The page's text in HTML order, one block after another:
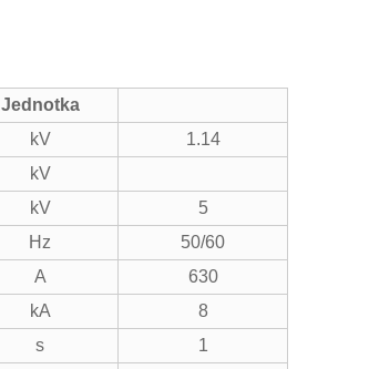
Jednotka
kV
1.14
kV
kV
5
Hz
50/60
A
630
kA
8
s
1